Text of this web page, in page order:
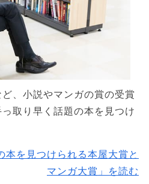
、小説やマンガの賞の受賞
取り早く話題の本を見つけ
本を見つけられる本屋大賞と
マンガ大賞」を読む